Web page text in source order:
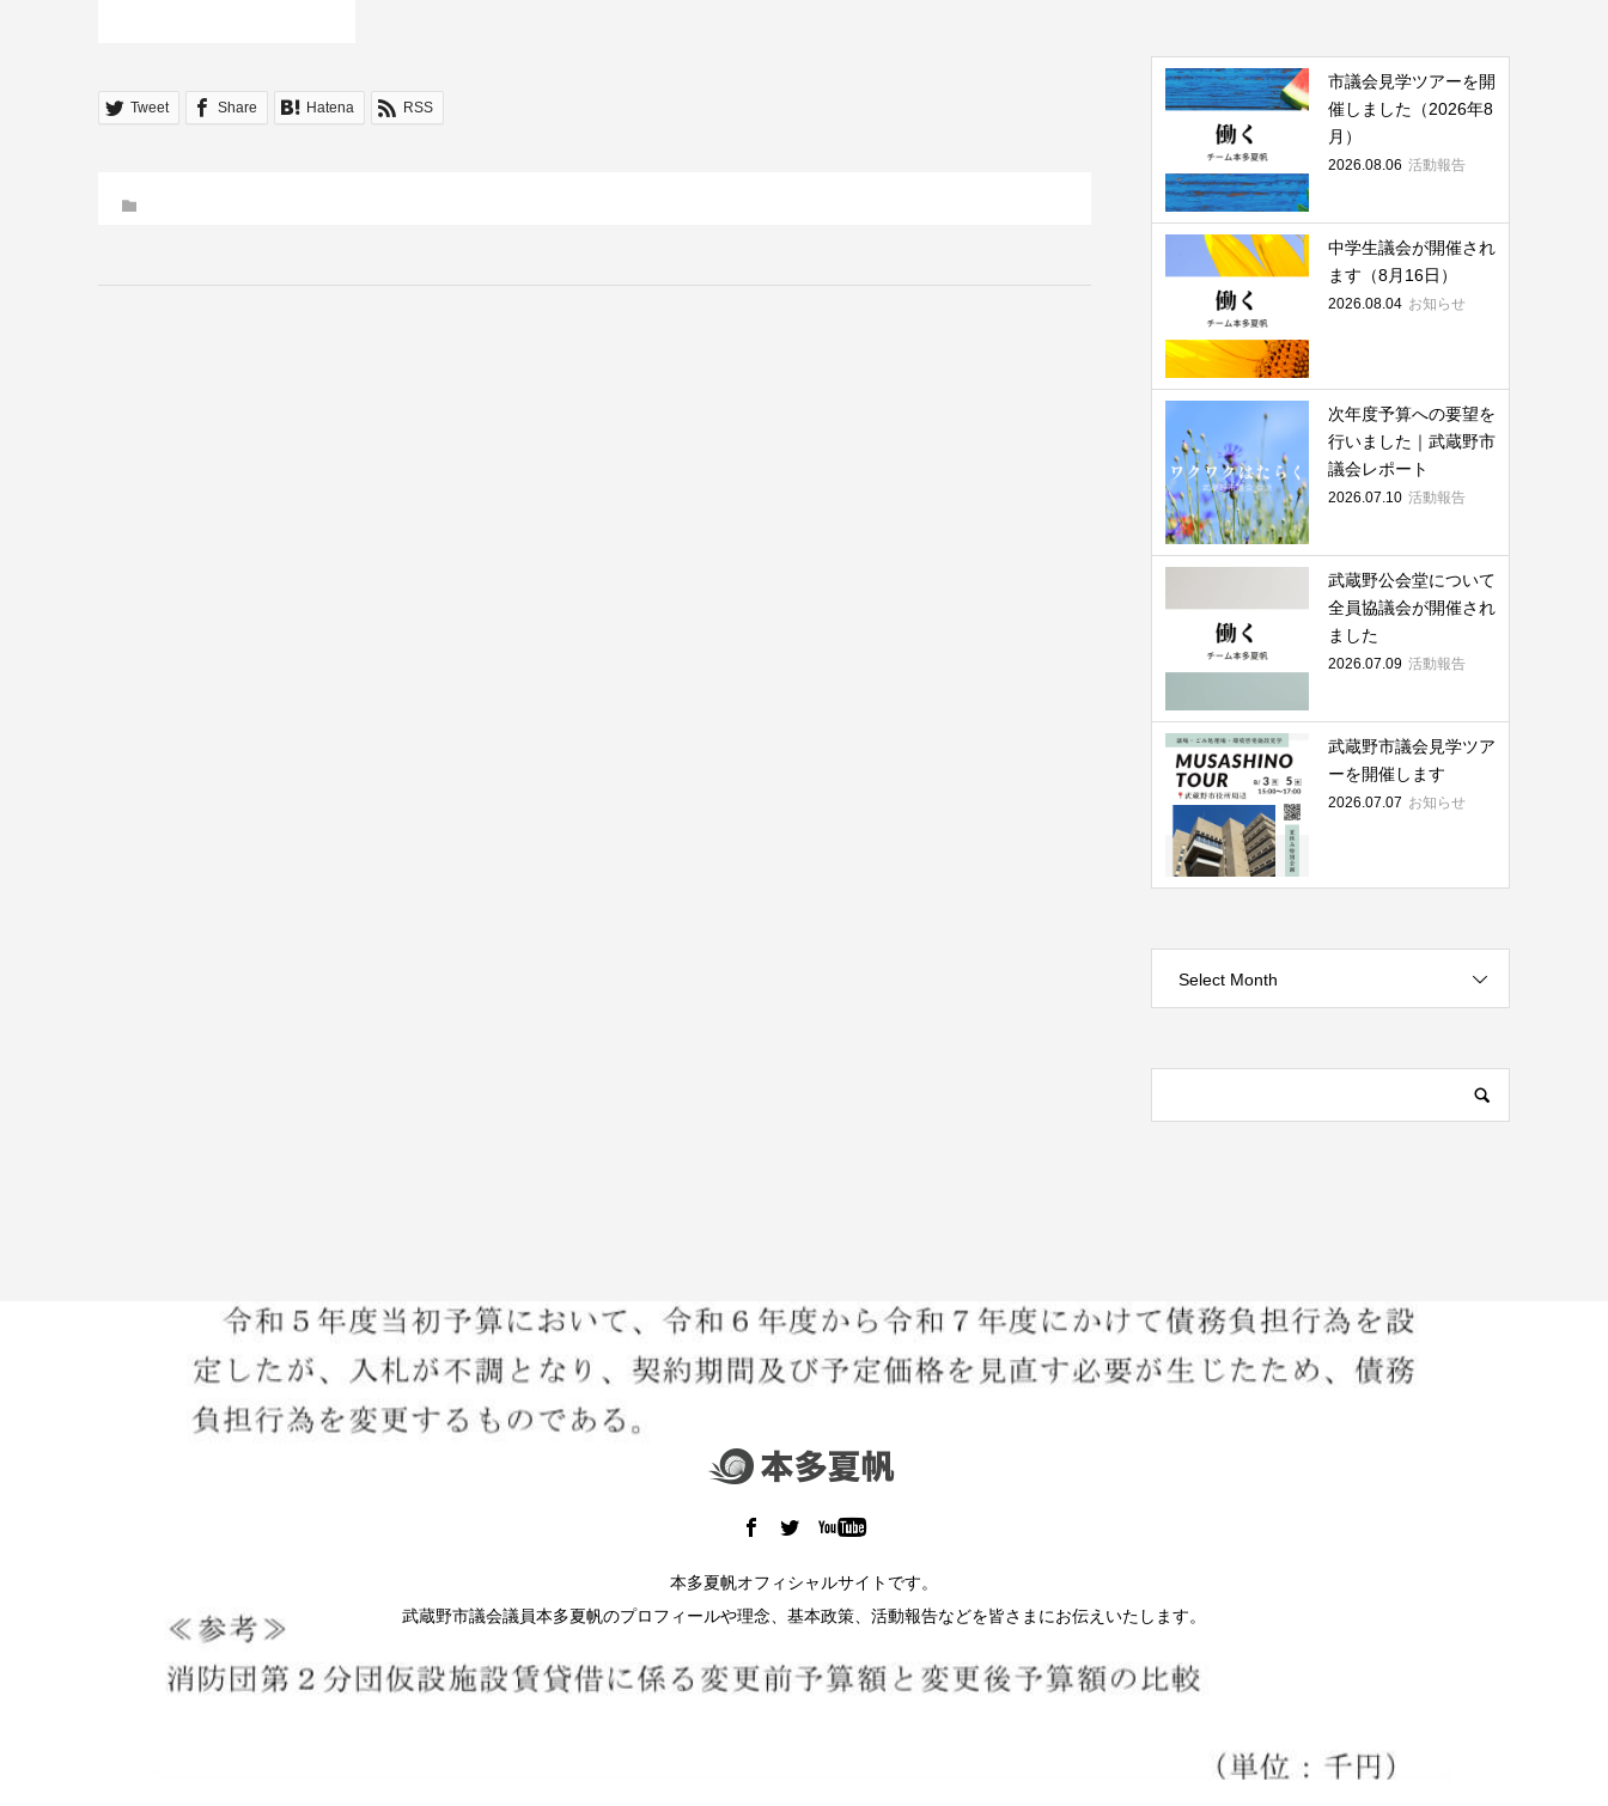
Tweet Share Hatena RSS
市議会見学ツアーを開
催しました（2026年8
月）
2026.08.06 活動報告
中学生議会が開催され
ます（8月16日）
2026.08.04 お知らせ
次年度予算への要望を
行いました｜武蔵野市
議会レポート
2026.07.10 活動報告
武蔵野公会堂について
全員協議会が開催され
ました
2026.07.09 活動報告
武蔵野市議会見学ツア
ーを開催します
2026.07.07 お知らせ
Select Month
本多夏帆オフィシャルサイトです。
武蔵野市議会議員本多夏帆のプロフィールや理念、基本政策、活動報告などを皆さまにお伝えいたします。